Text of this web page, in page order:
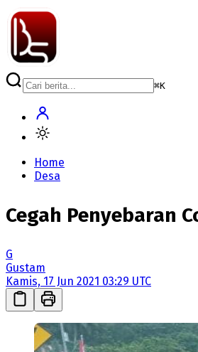
⌘K
Home
Desa
Cegah Penyebaran
G
Gustam
Kamis, 17 Jun 2021 03:29 UTC